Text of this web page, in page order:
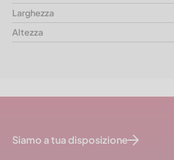
Larghezza
Altezza
Siamo a tua disposizione